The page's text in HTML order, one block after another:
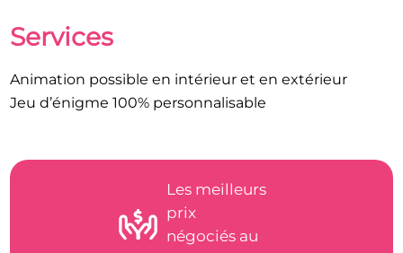
Services
Animation possible en intérieur et en extérieur
Jeu d’énigme 100% personnalisable
Les meilleurs
prix
négociés au